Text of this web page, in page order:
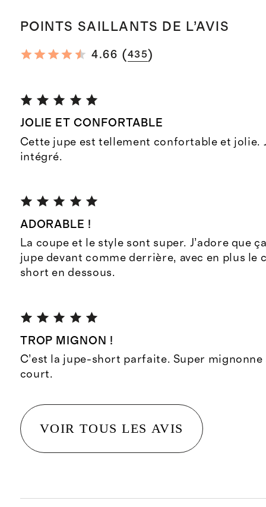
POINTS SAILLANTS DE L’AVIS
4.66 (435)
JOLIE ET CONFORTABLE
Cette jupe est tellement confortable et jolie.
intégré.
ADORABLE !
La coupe et le style sont super. J’adore que
jupe devant comme derrière, avec en plus le
short en dessous.
TROP MIGNON !
C’est la jupe-short parfaite. Super
court.
VOIR TOUS LES AVIS